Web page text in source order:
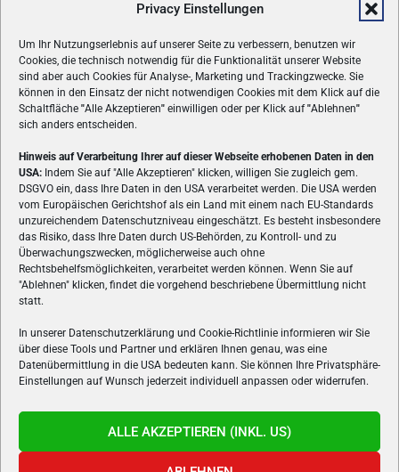
Privacy Einstellungen
Um Ihr Nutzungserlebnis auf unserer Seite zu verbessern, benutzen wir
Cookies, die technisch notwendig für die Funktionalität unserer Website
sind aber auch Cookies für Analyse-, Marketing und Trackingzwecke. Sie
können in den Einsatz der nicht notwendigen Cookies mit dem Klick auf die
Schaltfläche "Alle Akzeptieren" einwilligen oder per Klick auf"Ablehnen"
sich anders entscheiden.
Hinweis auf Verarbeitung Ihrer auf dieser Webseite erhobenen Daten in den
USA: Indem Sie auf "Alle Akzeptieren" klicken, willigen Sie zugleich gem.
DSGVO ein, dass Ihre Daten in den USA verarbeitet werden. Die USA werden
vom Europäischen Gerichtshof als ein Land mit einem nach EU-Standards
unzureichendem Datenschutzniveau eingeschätzt. Es besteht insbesondere
das Risiko, dass Ihre Daten durch US-Behörden, zu Kontroll- und zu
Überwachungszwecken, möglicherweise auch ohne
Rechtsbehelfsmöglichkeiten, verarbeitet werden können. Wenn Sie auf
"Ablehnen" klicken, findet die vorgehend beschriebene Übermittlung nicht
statt.
In unserer Datenschutzerklärung und Cookie-Richtlinie informieren wir Sie
über diese Tools und Partner und erklären Ihnen genau, was eine
Datenübermittlung in die USA bedeuten kann. Sie können Ihre Privatsphäre-
Einstellungen auf Wunsch jederzeit individuell anpassen oder widerrufen.
ALLE AKZEPTIEREN (INKL. US)
ÜBER UNS
VON GAMERN, FÜR GAMER! Gamers.at ist das älteste Online-
Spielemagazin Österreichs und bringt täglich aktuelle News,
Reviews und Videos zu PC- und Konsolenspielen, Gaming-
Hardware und aus der Welt des e-Sport's.
FOLGE UNS